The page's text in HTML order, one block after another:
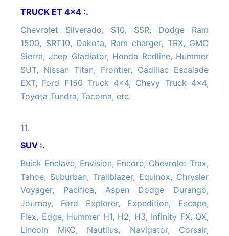
TRUCK ET 4x4 :.
Chevrolet Silverado, S10, SSR, Dodge Ram
1500, SRT10, Dakota, Ram charger, TRX, GMC
Sierra, Jeep Gladiator, Honda Redline, Hummer
SUT, Nissan Titan, Frontier, Cadillac Escalade
EXT, Ford F150 Truck 4x4, Chevy Truck 4x4,
Toyota Tundra, Tacoma, etc.
11.
SUV :.
Buick Enclave, Envision, Encore, Chevrolet Trax,
Tahoe, Suburban, Trailblazer, Equinox, Chrysler
Voyager, Pacifica, Aspen Dodge Durango,
Journey, Ford Explorer, Expedition, Escape,
Flex, Edge, Hummer H1, H2, H3, Infinity FX, QX,
Lincoln MKC, Nautilus, Navigator, Corsair,